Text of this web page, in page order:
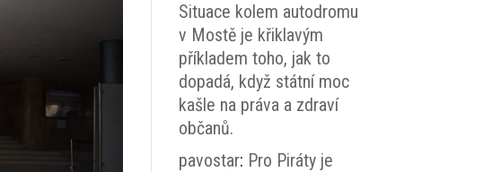
Situace kolem autodromu
v Mostě je křiklavým
příkladem toho, jak to
dopadá, když státní moc
kašle na práva a zdraví
občanů.
pavostar: Pro Piráty je